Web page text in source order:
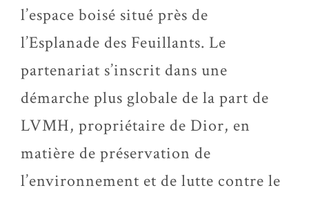
l’espace boisé situé près de
l’Esplanade des Feuillants. Le
partenariat s’inscrit dans une
démarche plus globale de la part de
LVMH, propriétaire de Dior, en
matière de préservation de
l’environnement et de lutte contre le